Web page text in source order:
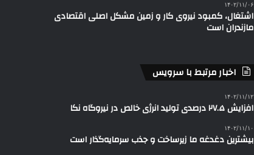
۱۴۰۲/۱۱/۰۶
اشتغال، کمبود نیروی کار و زمین مشکل اصلی اقتصادی
مازندران است
اخبار مرتبط با سرویس
۱۴۰۲/۱۱/۱۲
افزایش ۲۷.۵ درصدی تولید انرژی خالص در نیروگاه نکا
۱۴۰۲/۱۱/۱۰
بیشترین دغدغه ما زیرساخت و جذب سرمایه‌گذار است